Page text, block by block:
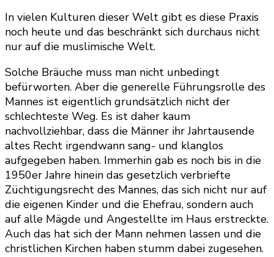
In vielen Kulturen dieser Welt gibt es diese Praxis
noch heute und das beschränkt sich durchaus nicht
nur auf die muslimische Welt.
Solche Bräuche muss man nicht unbedingt
befürworten. Aber die generelle Führungsrolle des
Mannes ist eigentlich grundsätzlich nicht der
schlechteste Weg. Es ist daher kaum
nachvollziehbar, dass die Männer ihr Jahrtausende
altes Recht irgendwann sang- und klanglos
aufgegeben haben. Immerhin gab es noch bis in die
1950er Jahre hinein das gesetzlich verbriefte
Züchtigungsrecht des Mannes, das sich nicht nur auf
die eigenen Kinder und die Ehefrau, sondern auch
auf alle Mägde und Angestellte im Haus erstreckte.
Auch das hat sich der Mann nehmen lassen und die
christlichen Kirchen haben stumm dabei zugesehen.